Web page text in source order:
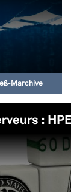
Marchive
: